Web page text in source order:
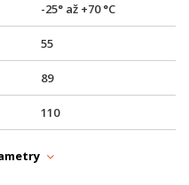
-25° až +70 °C
55
89
110